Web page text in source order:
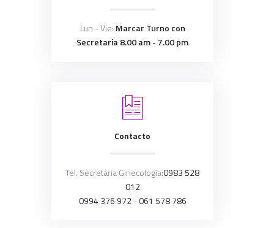
Lun - Vie: Marcar Turno con
Secretaria 8.00 am - 7.00 pm
Contacto
Tel. Secretaria Ginecología:0983 528
012
0994 376 972- 061 578 786